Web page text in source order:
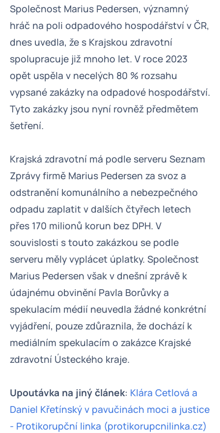
Společnost Marius Pedersen, významný
hráč na poli odpadového hospodářství v ČR,
dnes uvedla, že s Krajskou zdravotní
spolupracuje již mnoho let. V roce 2023
opět uspěla v necelých 80 % rozsahu
vypsané zakázky na odpadové hospodářství.
Tyto zakázky jsou nyní rovněž předmětem
šetření.
Krajská zdravotní má podle serveru Seznam
Zprávy firmě Marius Pedersen za svoz a
odstranění komunálního a nebezpečného
odpadu zaplatit v dalších čtyřech letech
přes 170 milionů korun bez DPH. V
souvislosti s touto zakázkou se podle
serveru měly vyplácet úplatky. Společnost
Marius Pedersen však v dnešní zprávě k
údajnému obvinění Pavla Borůvky a
spekulacím médií neuvedla žádné konkrétní
vyjádření, pouze zdůraznila, že dochází k
mediálním spekulacím o zakázce Krajské
zdravotní Ústeckého kraje.
Upoutávka na jiný článek: Klára Cetlová a
Daniel Křetínský v pavučinách moci a justice
- Protikorupční linka (protikorupcnilinka.cz)